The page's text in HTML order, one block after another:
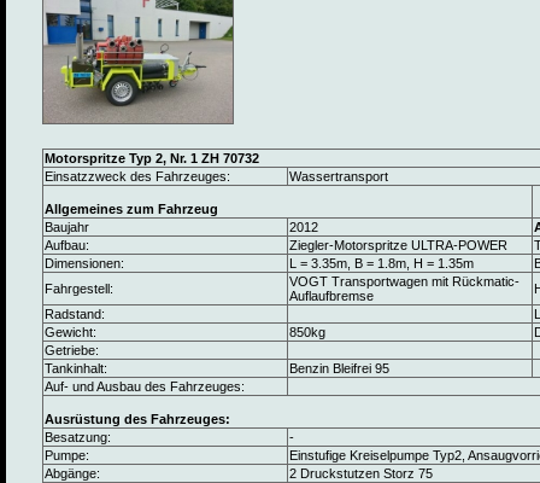
Motorspritze Typ 2, Nr. 1 ZH 70732
Einsatzzweck des Fahrzeuges:
Wassertransport
Allgemeines zum Fahrzeug
Baujahr
2012
Aufbau:
Ziegler-Motorspritze ULTRA-POWER
Dimensionen:
L = 3.35m, B = 1.8m, H = 1.35m
Fahrgestell:
VOGT Transportwagen mit Rückmatic-
Auflaufbremse
Radstand:
Gewicht:
850kg
Getriebe:
Tankinhalt:
Benzin Bleifrei 95
Auf- und Ausbau des Fahrzeuges:
Ausrüstung des Fahrzeuges:
Besatzung:
-
Pumpe:
Einstufige Kreiselpumpe Typ2,
Abgänge:
2 Druckstutzen Storz 75